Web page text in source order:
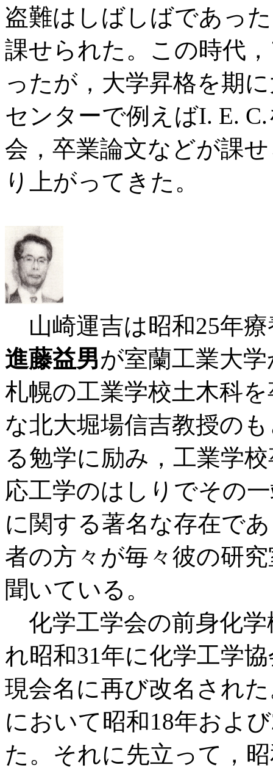
盗難はしばしばであっ
課せられた。この時代
ったが，大学昇格を期
センターで例えばI. E.
会，卒業論文などが課
り上がってきた。
山崎運吉は昭和25年療
進藤益男が室蘭工業大
札幌の工業学校土木科
な北大堀場信吉教授の
る勉学に励み，工業学
応工学のはしりでその
に関する著名な存在で
者の方々が毎々彼の研
聞いている。
化学工学会の前身化学
れ昭和31年に化学工学
現会名に再び改名され
において昭和18年およ
た。それに先立って，